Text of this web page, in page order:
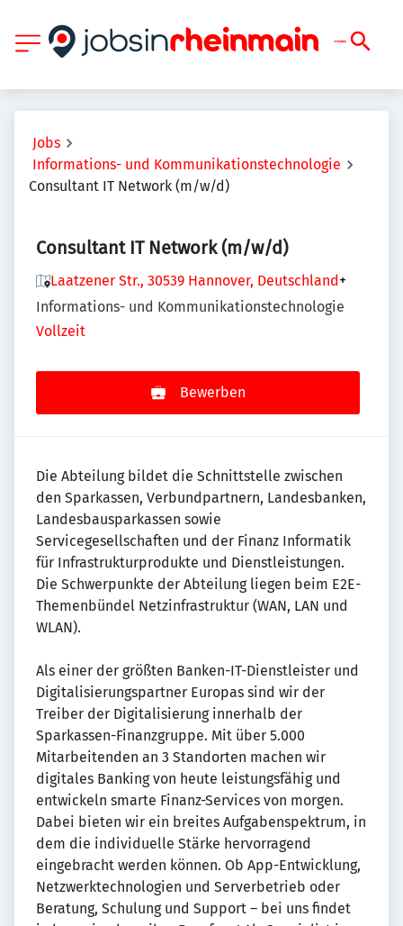
Jobs
Informations- und Kommunikationstechnologie
Consultant IT Network (m/w/d)
Consultant IT Network (m/w/d)
Laatzener Str., 30539 Hannover, Deutschland+
Informations- und Kommunikationstechnologie
Vollzeit
Bewerben
Die Abteilung bildet die Schnittstelle zwischen
den Sparkassen, Verbundpartnern, Landesbanken,
Landesbausparkassen sowie
Servicegesellschaften und der Finanz Informatik
für Infrastrukturprodukte und Dienstleistungen.
Die Schwerpunkte der Abteilung liegen beim E2E-
Themenbündel Netzinfrastruktur (WAN, LAN und
WLAN).
Als einer der größten Banken-IT-Dienstleister und
Digitalisierungspartner Europas sind wir der
Treiber der Digitalisierung innerhalb der
Sparkassen-Finanzgruppe. Mit über 5.000
Mitarbeitenden an 3 Standorten machen wir
digitales Banking von heute leistungsfähig und
entwickeln smarte Finanz-Services von morgen.
Dabei bieten wir ein breites Aufgabenspektrum, in
dem die individuelle Stärke hervorragend
eingebracht werden können. Ob App-Entwicklung,
Netzwerktechnologien und Serverbetrieb oder
Beratung, Schulung und Support – bei uns findet